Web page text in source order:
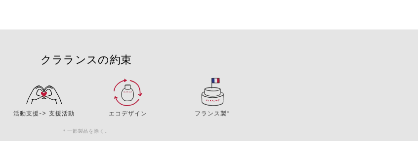
クラランスの約束
活動支援-> 支援活動 エコデザイン フランス製*
＊一部製品を除く。